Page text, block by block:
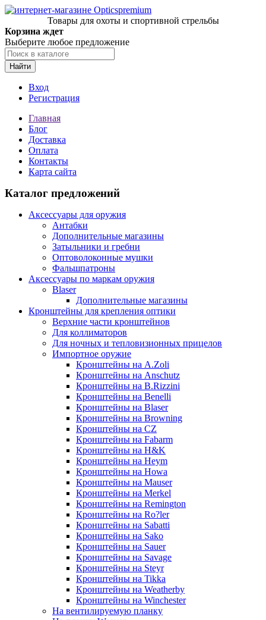
Товары для охоты и спортивной стрельбы
Корзина ждет
Выберите любое предложение
Найти
Вход
Регистрация
Главная
Блог
Доставка
Оплата
Контакты
Карта сайта
Каталог предложений
Аксессуары для оружия
Антабки
Дополнительные магазины
Затыльники и гребни
Оптоволоконные мушки
Фальшпатроны
Аксессуары по маркам оружия
Blaser
Дополнительные магазины
Кронштейны для крепления оптики
Верхние части кронштейнов
Для коллиматоров
Для ночных и тепловизионных прицелов
Импортное оружие
Кронштейны на A.Zoli
Кронштейны на Anschutz
Кронштейны на B.Rizzini
Кронштейны на Benelli
Кронштейны на Blaser
Кронштейны на Browning
Кронштейны на CZ
Кронштейны на Fabarm
Кронштейны на H&K
Кронштейны на Heym
Кронштейны на Howa
Кронштейны на Mauser
Кронштейны на Merkel
Кронштейны на Remington
Кронштейны на Ro?ler
Кронштейны на Sabatti
Кронштейны на Sako
Кронштейны на Sauer
Кронштейны на Savage
Кронштейны на Steyr
Кронштейны на Tikka
Кронштейны на Weatherby
Кронштейны на Winchester
На вентилируемую планку